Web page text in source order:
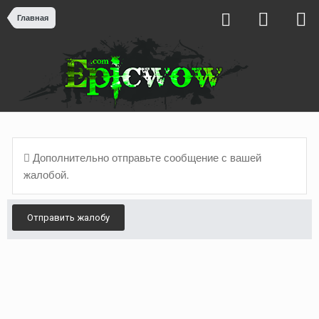
Главная
Дополнительно отправьте сообщение с вашей
жалобой.
Отправить жалобу